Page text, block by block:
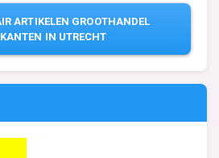
ARTIKELEN GROOTHANDEL
IN UTRECHT